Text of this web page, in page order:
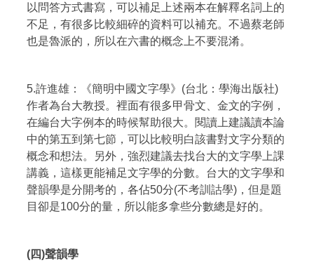
以問答方式書寫，可以補足上述兩本在解釋名詞上的
不足，有很多比較細碎的資料可以補充。不過蔡老師
也是魯派的，所以在六書的概念上不要混淆。
5.許進雄：《簡明中國文字學》(台北：學海出版社)
作者為台大教授。裡面有很多甲骨文、金文的字例，
在編台大字例本的時候幫助很大。閱讀上建議讀本論
中的第五到第七節，可以比較明白該書對文字分類的
概念和想法。另外，強烈建議去找台大的文字學上課
講義，這樣更能補足文字學的分數。台大的文字學和
聲韻學是分開考的，各佔50分(不考訓詁學)，但是題
目卻是100分的量，所以能多拿些分數總是好的。
(四)聲韻學